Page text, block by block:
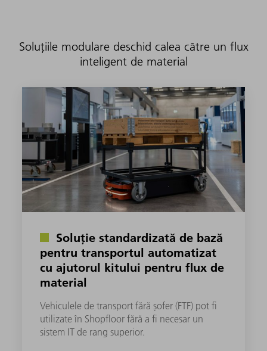
Soluțiile modulare deschid calea către un flux
inteligent de material
Soluție standardizată de bază
pentru transportul automatizat
cu ajutorul kitului pentru flux de
material
Vehiculele de transport fără șofer (FTF) pot fi
utilizate în Shopfloor fără a fi necesar un
sistem IT de rang superior.